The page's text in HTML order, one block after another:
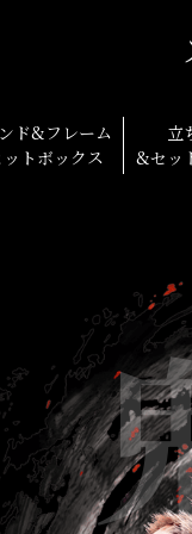
ド&フレーム
トボックス
立
&セッ